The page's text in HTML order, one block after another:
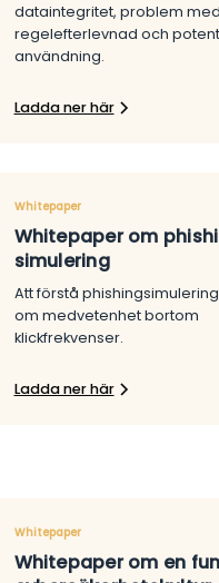
dataintegritet, problem med
regelefterlevnad och
användning.
Ladda ner här
Whitepaper
Whitepaper om
simulering
Att förstå
om medvetenhet bortom
klickfrekvenser.
Ladda ner här
Whitepaper
Whitepaper om en